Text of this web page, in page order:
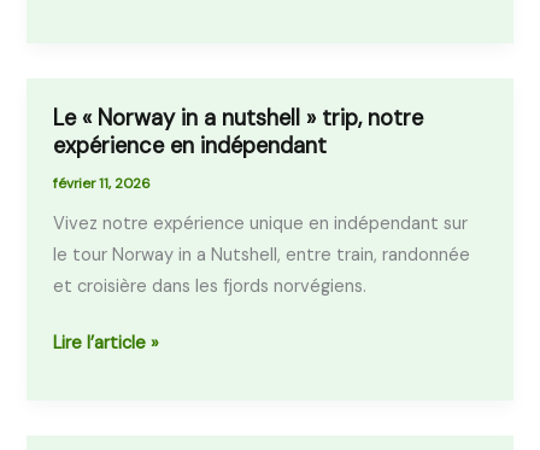
Le « Norway in a nutshell » trip, notre
expérience en indépendant
février 11, 2026
Vivez notre expérience unique en indépendant sur
le tour Norway in a Nutshell, entre train, randonnée
et croisière dans les fjords norvégiens.
Le
«
Norway
in
a
nutshell
trip,
Lire l’article »